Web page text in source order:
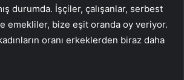
durumda. İşçiler, çalışanlar, serbest
emekliler, bize eşit oranda oy veriyor.
oranı erkeklerden biraz daha